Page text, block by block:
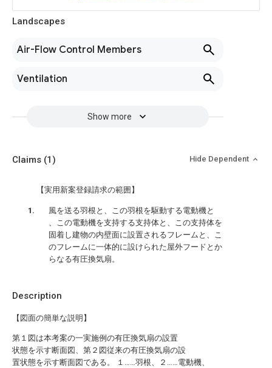
Landscapes
Air-Flow Control Members
Ventilation
Show more
Description
【図面の簡単な説明】
第１図は本考案の一実施例の有圧換気扇の設置
状態を示す断面図、第２図従来の有圧換気扇の設
置状態を示す断面図である。 １……羽根、２……電動機、
Claims (1) Hide Dependent
【実用新案登録請求の範囲】
風を送る羽根と、この羽根を駆動する電動機と
、この電動機を支持する支持体と、この支持体を
固着し建物の内壁面に設置されるフレームと、こ
のフレームに一体的に設けられた屋外フードとか
らなる有圧換気扇。